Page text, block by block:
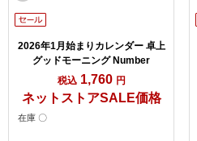
2026年1月始まりカレンダー 卓上
グッドモーニング Number
税込 1,760 円
ネットストアSALE価格
在庫 〇